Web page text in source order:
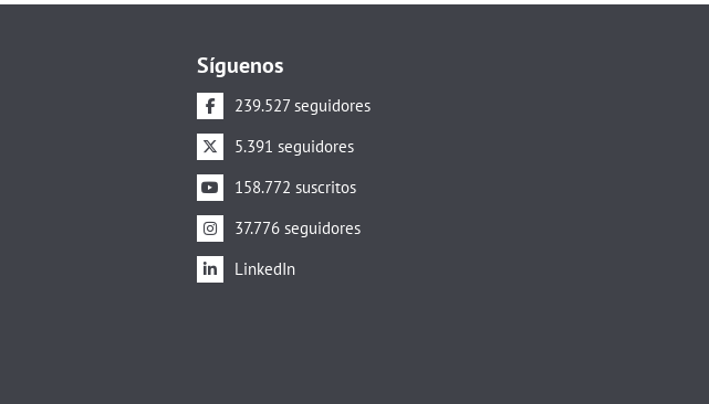
Síguenos
239.527 seguidores
5.391 seguidores
158.772 suscritos
37.776 seguidores
LinkedIn